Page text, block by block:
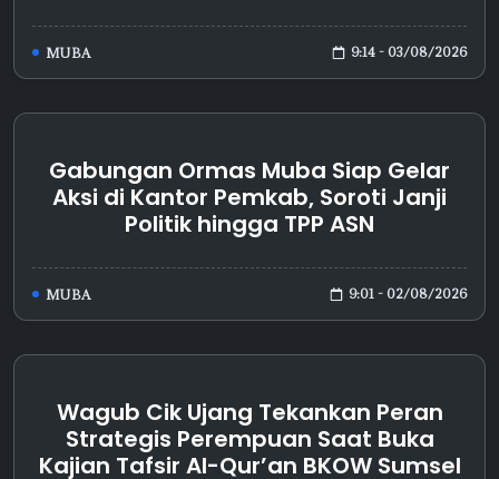
MUBA 9:14 - 03/08/2026
Gabungan Ormas Muba Siap Gelar
Aksi di Kantor Pemkab, Soroti Janji
Politik hingga TPP ASN
MUBA 9:01 - 02/08/2026
Wagub Cik Ujang Tekankan Peran
Strategis Perempuan Saat Buka
Kajian Tafsir Al-Qur’an BKOW Sumsel